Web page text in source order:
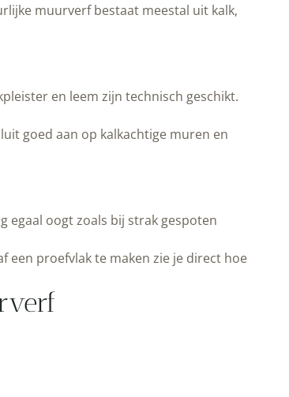
muurverf bestaat meestal uit kalk,
en leem zijn technisch geschikt.
goed aan op kalkachtige muren en
egaal oogt zoals bij strak gespoten
een proefvlak te maken zie je direct hoe